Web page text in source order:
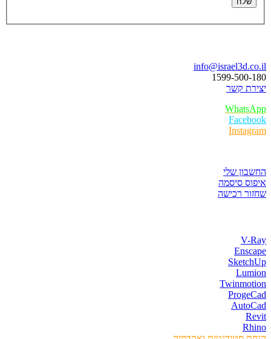
info@israel3d.co.il
1599-500-180
יצירת קשר
WhatsApp
Facebook
Instagram
החשבון שלי
איפוס סיסמה
שחזור רכישה
V-Ray
Enscape
SketchUp
Lumion
Twinmotion
ProgeCad
AutoCad
Revit
Rhino